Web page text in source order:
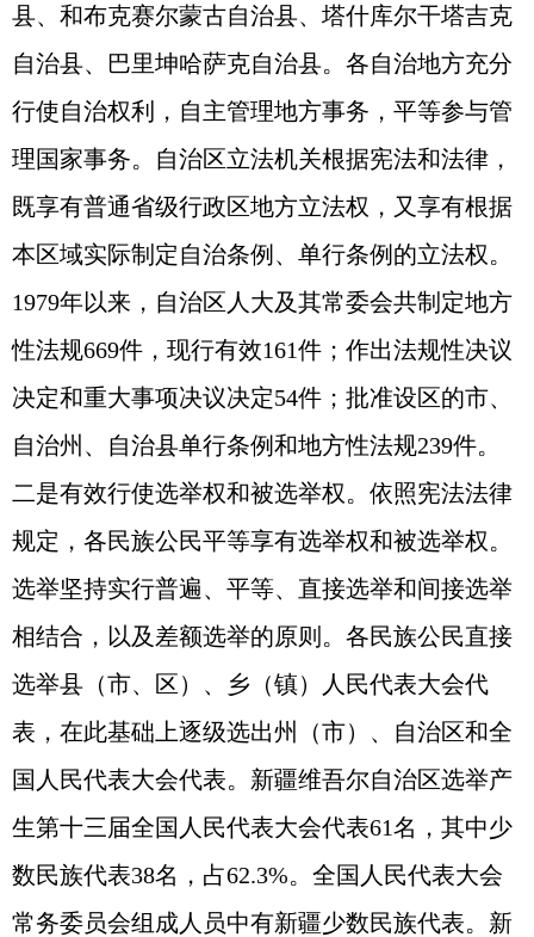
县、和布克赛尔蒙古自治县、塔什库尔干塔吉克
自治县、巴里坤哈萨克自治县。各自治地方充分
行使自治权利，自主管理地方事务，平等参与管
理国家事务。自治区立法机关根据宪法和法律，
既享有普通省级行政区地方立法权，又享有根据
本区域实际制定自治条例、单行条例的立法权。
1979年以来，自治区人大及其常委会共制定地方
性法规669件，现行有效161件；作出法规性决议
决定和重大事项决议决定54件；批准设区的市、
自治州、自治县单行条例和地方性法规239件。
二是有效行使选举权和被选举权。依照宪法法律
规定，各民族公民平等享有选举权和被选举权。
选举坚持实行普遍、平等、直接选举和间接选举
相结合，以及差额选举的原则。各民族公民直接
选举县（市、区）、乡（镇）人民代表大会代
表，在此基础上逐级选出州（市）、自治区和全
国人民代表大会代表。新疆维吾尔自治区选举产
生第十三届全国人民代表大会代表61名，其中少
数民族代表38名，占62.3%。全国人民代表大会
常务委员会组成人员中有新疆少数民族代表。新